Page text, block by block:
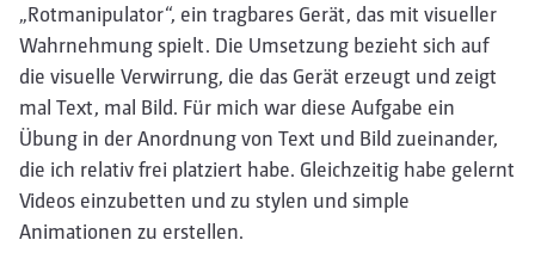
„Rotmanipulator“, ein tragbares Gerät, das mit visueller
Wahrnehmung spielt. Die Umsetzung bezieht sich auf
die visuelle Verwirrung, die das Gerät erzeugt und zeigt
mal Text, mal Bild. Für mich war diese Aufgabe ein
Übung in der Anordnung von Text und Bild zueinander,
die ich relativ frei platziert habe. Gleichzeitig habe gelernt
Videos einzubetten und zu stylen und simple
Animationen zu erstellen.